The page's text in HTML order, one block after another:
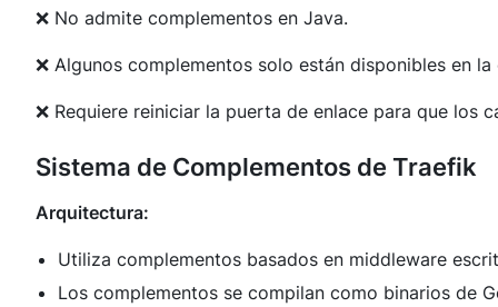
❌ No admite complementos en Java.
❌ Algunos complementos solo están disponibles en
❌ Requiere reiniciar la puerta de enlace para que los
Sistema de Complementos de Traefik
Arquitectura:
Utiliza complementos basados en middleware
Los complementos se compilan como binarios de